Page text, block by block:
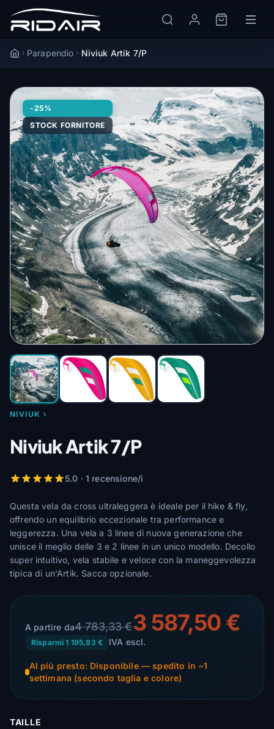
AccueilParapendio Niviuk Artik 7/P
-25%
STOCK FORNITORE
NIVIUK
Niviuk Artik 7/P
5.0 · 1 recensione/i
Questa vela da cross ultraleggera è ideale per il hike & fly,
offrendo un equilibrio eccezionale tra performance e
leggerezza. Una vela a 3 linee di nuova generazione che
unisce il meglio delle 3 e 2 linee in un unico modello. Decollo
super intuitivo, vela stabile e veloce con la maneggevolezza
tipica di un'Artik. Sacca opzionale.
A partire da4 783,33 €3 587,50 €
Risparmi 1 195,83 € IVA escl.
Al più presto: Disponibile — spedito in ~1
settimana (secondo taglia e colore)
TAILLE